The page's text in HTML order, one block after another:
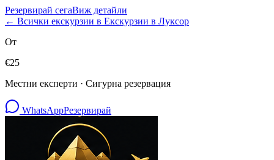
Резервирай сегаВиж детайли
← Всички екскурзии в Екскурзии в Луксор
От
€25
Местни експерти · Сигурна резервация
WhatsAppРезервирай